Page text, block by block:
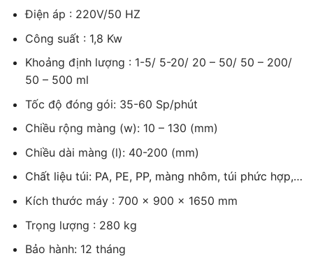
Điện áp : 220V/50 HZ
Công suất : 1,8 Kw
Khoảng định lượng : 1-5/ 5-20/ 20 – 50/ 50 – 200/
50 – 500 ml
Tốc độ đóng gói: 35-60 Sp/phút
Chiều rộng màng (w): 10 – 130 (mm)
Chiều dài màng (l): 40-200 (mm)
Chất liệu túi: PA, PE, PP, màng nhôm, túi phức hợp,…
Kích thước máy : 700 x 900 x 1650 mm
Trọng lượng : 280 kg
Bảo hành: 12 tháng